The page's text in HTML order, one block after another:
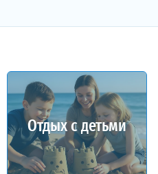
Отдых с детьми